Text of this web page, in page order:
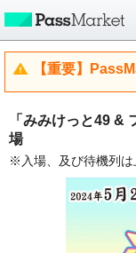
【重要】
「みみけっと49 &
場
※入場、及び待機列は